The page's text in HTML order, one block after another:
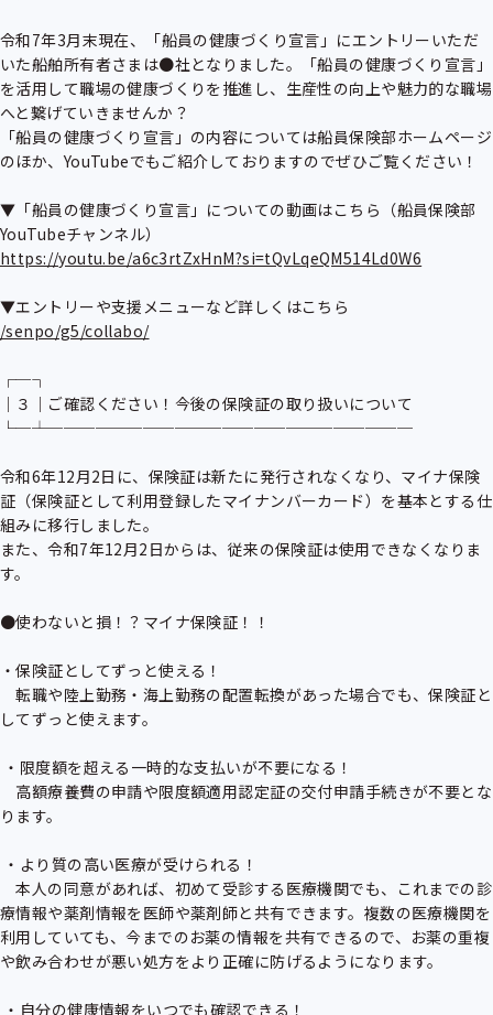
令和7年3月末現在、「船員の健康づくり宣言」にエントリーいただ
いた船舶所有者さまは●社となりました。「船員の健康づくり宣言」
を活用して職場の健康づくりを推進し、生産性の向上や魅力的な職場
へと繋げていきませんか？
「船員の健康づくり宣言」の内容については船員保険部ホームページ
のほか、YouTubeでもご紹介しておりますのでぜひご覧ください！
▼「船員の健康づくり宣言」についての動画はこちら（船員保険部
https://youtu.be/a6c3rtZxHnM?si=tQvLqeQM514Ld0W6
/senpo/g5/collabo/
┌─┐
│３│ご確認ください！今後の保険証の取り扱いについて
└─┴───────────────────────
令和6年12月2日に、保険証は新たに発行されなくなり、マイナ保険
証（保険証として利用登録したマイナンバーカード）を基本とする仕
組みに移行しました。
また、令和7年12月2日からは、従来の保険証は使用できなくなりま
す。
●使わないと損！？マイナ保険証！！
・保険証としてずっと使える！
転職や陸上勤務・海上勤務の配置転換があった場合でも、保険証と
してずっと使えます。
高額療養費の申請や限度額適用認定証の交付申請手続きが不要とな
ります。
本人の同意があれば、初めて受診する医療機関でも、これまでの診
療情報や薬剤情報を医師や薬剤師と共有できます。複数の医療機関を
利用していても、今までのお薬の情報を共有できるので、お薬の重複
や飲み合わせが悪い処方をより正確に防げるようになります。